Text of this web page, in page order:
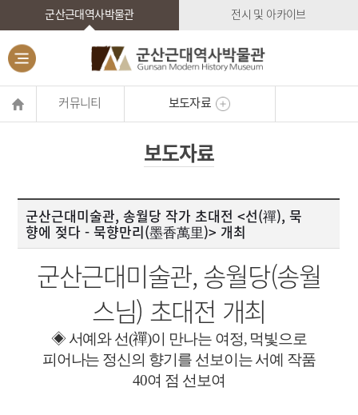
군산근대역사박물관 전시 및 아카이브
커뮤니티 보도자료
보도자료
군산근대미술관, 송월당 작가 초대전 <선(禪), 묵
향에 젖다 - 묵향만리(墨香萬里)> 개최
군산근대미술관, 송월당(송월
스님) 초대전 개최
◈서예와 선(禪)이 만나는 여정, 먹빛으로
피어나는 정신의 향기를 선보이는 서예 작품
40여 점 선보여